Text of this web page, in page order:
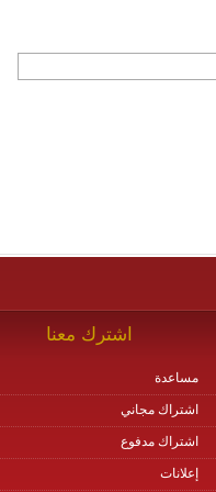
اشترك معنا
مساعدة
اشتراك مجاني
اشتراك مدفوع
إعلانات